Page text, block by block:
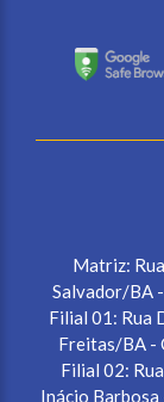
Matriz:
Salvador/BA
Filial 01: Rua
Freitas/BA -
Filial 02:
Inácio